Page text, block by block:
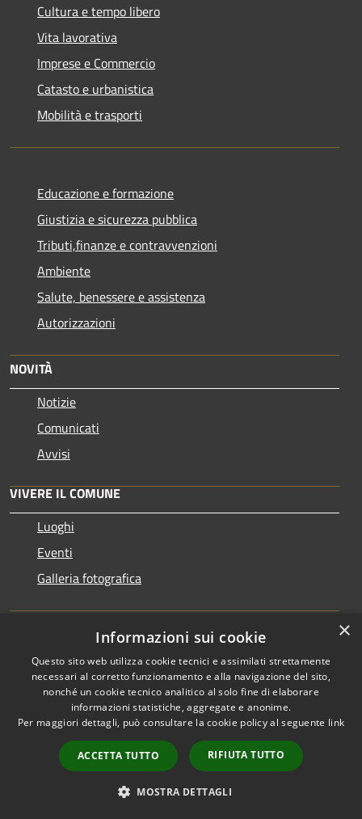
Cultura e tempo libero
Vita lavorativa
Imprese e Commercio
Catasto e urbanistica
Mobilità e trasporti
Educazione e formazione
Giustizia e sicurezza pubblica
Tributi,finanze e contravvenzioni
Ambiente
Salute, benessere e assistenza
Autorizzazioni
NOVITÀ
Notizie
Comunicati
Avvisi
VIVERE IL COMUNE
Luoghi
Eventi
Galleria fotografica
Comune di Mussolente
Piazza della Vittoria 2 - 36065 - Mussolente
Codice Fiscale: 00262470248
Partita IVA: 00262470248
protocollo@pec.comune.mussolente.vi.it
Centralino Unico: 0424 578451
×
Informazioni sui cookie
Questo sito web utilizza cookie tecnici e assimilati strettamente
necessari al corretto funzionamento e alla navigazione del sito,
nonché un cookie tecnico analitico al solo fine di elaborare
informazioni statistiche, aggregate e anonime.
Per maggiori dettagli, può consultare la cookie policy al seguente link
ACCETTA TUTTO RIFIUTA TUTTO
MOSTRA DETTAGLI